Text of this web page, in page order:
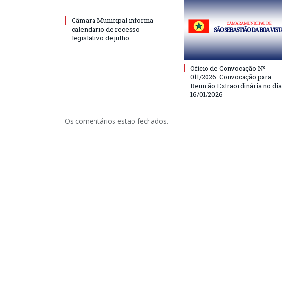
Câmara Municipal informa
calendário de recesso
legislativo de julho
Ofício de Convocação Nº
011/2026: Convocação para
Reunião Extraordinária no dia
16/01/2026
Os comentários estão fechados.